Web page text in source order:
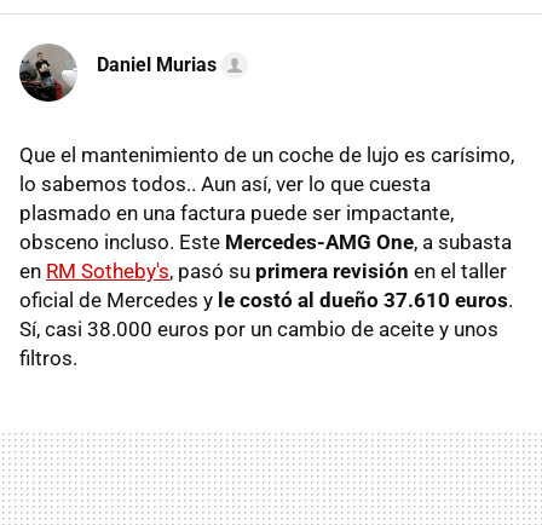
Daniel Murias
Que el mantenimiento de un coche de lujo es carísimo,
lo sabemos todos.. Aun así, ver lo que cuesta
plasmado en una factura puede ser impactante,
obsceno incluso. Este Mercedes-AMG One, a subasta
en RM Sotheby's, pasó su primera revisión en el taller
oficial de Mercedes y le costó al dueño 37.610 euros.
Sí, casi 38.000 euros por un cambio de aceite y unos
filtros.